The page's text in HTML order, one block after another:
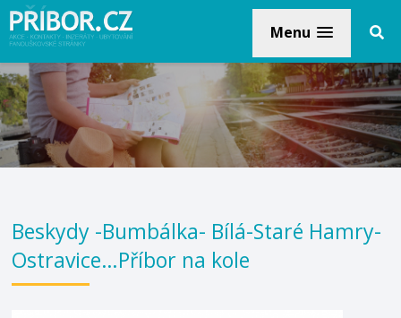
Menu
Beskydy -Bumbálka- Bílá-Staré Hamry-
Ostravice…Příbor na kole